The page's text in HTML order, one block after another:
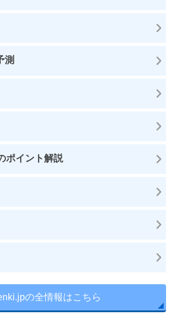
測
ポイント解説
の全情報はこちら